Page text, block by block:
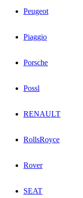
Peugeot
Piaggio
Porsche
Possl
RENAULT
RollsRoyce
Rover
SEAT